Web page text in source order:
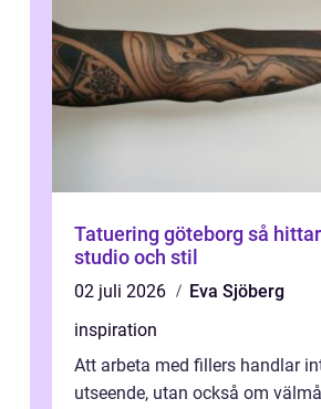
Tatuering göteborg så hittar du rätt
studio och stil
02 juli 2026
Eva Sjöberg
inspiration
Att arbeta med fillers handlar
utseende, utan också om